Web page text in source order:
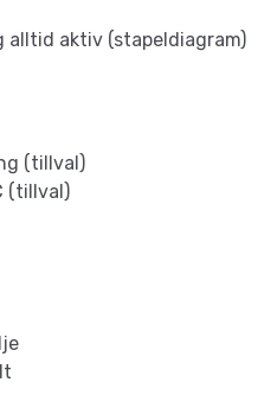
aktiv (stapeldiagram)
(tillval)
(tillval)